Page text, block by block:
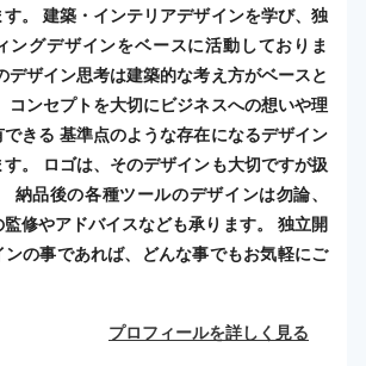
。 建築・インテリアデザインを学び、独
ングデザインをベースに活動しておりま
デザイン思考は建築的な考え方がベースと
コンセプトを大切にビジネスへの想いや理
きる 基準点のような存在になるデザイン
。 ロゴは、そのデザインも大切ですが扱
納品後の各種ツールのデザインは勿論、
修やアドバイスなども承ります。 独立開
の事であれば、どんな事でもお気軽にご
プロフィールを詳しく見る